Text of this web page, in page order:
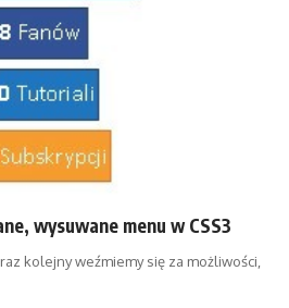
wysuwane menu w CSS3
kolejny weźmiemy się za możliwości,